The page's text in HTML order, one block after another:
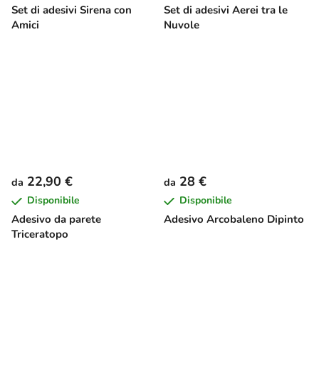
Set di adesivi Sirena con
Amici
Set di adesivi Aerei tra le
Nuvole
Adesivo da parete
Triceratopo
da 22,90 €
Disponibile
Adesivo Arcobaleno Dipinto
da 28 €
Disponibile